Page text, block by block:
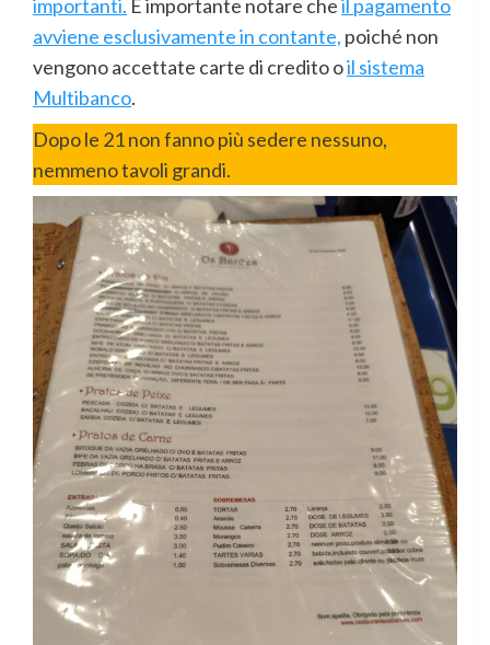
importanti. È importante notare cheil pagamento
avviene esclusivamente in contante, poiché non
vengono accettate carte di credito oil sistema
Multibanco.
Dopo le 21 non fanno più sedere nessuno,
nemmeno tavoli grandi.